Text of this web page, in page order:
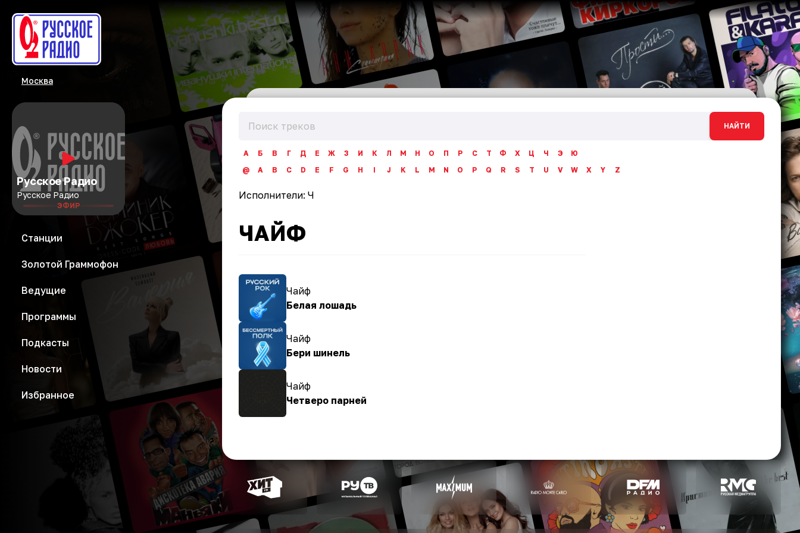
Москва
Русское Радио
Русское Радио
ЭФИР
Станции
Золотой Граммофон
Ведущие
Программы
Подкасты
Новости
Избранное
НАЙТИ
А Б В Г Д Е Ж З И К Л М Н О П Р С Т Ф Х Ц Ч Э
Ю
@
A B C D E F G H I J K L M N O P Q R S T U V W X Y Z
Исполнители: Ч
ЧАЙФ
Чайф
Белая лошадь
Чайф
Бери шинель
Чайф
Четверо парней